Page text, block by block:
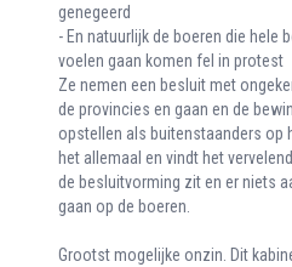
genegeerd
- En natuurlijk de boeren die hele
voelen gaan komen fel in protest
Ze nemen een besluit met
de provincies en gaan en de
opstellen als buitenstaanders op
het allemaal en vindt het
de besluitvorming zit en er niets
gaan op de boeren.
Grootst mogelijke onzin. Dit